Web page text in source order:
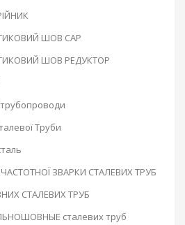
ШОВ CAP
ШОВ РЕДУКТОР
трубопроводи
Труби
ЗВАРКИ СТАЛЕВИХ ТРУБ
СТАЛЕВИХ ТРУБ
сталевих труб